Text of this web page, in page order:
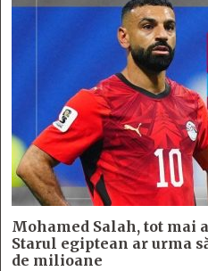
Mohamed Salah, tot mai
Starul egiptean ar urma
de milioane